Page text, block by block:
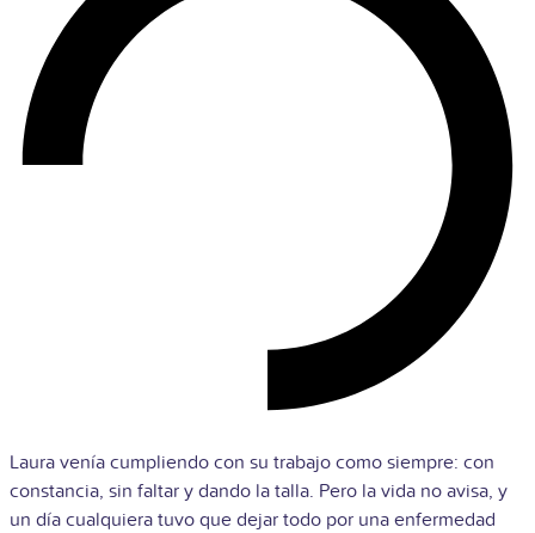
Laura venía cumpliendo con su trabajo como siempre: con
constancia, sin faltar y dando la talla. Pero la vida no avisa, y
un día cualquiera tuvo que dejar todo por una enfermedad